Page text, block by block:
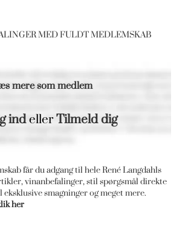
MED FULDT MEDLEMSKAB
mere som medlem
indellerTilmeld dig
får du adgang til hele René Langdahls
vinanbefalinger, stil spørgsmål direkte
eksklusive smagninger og meget mere.
her